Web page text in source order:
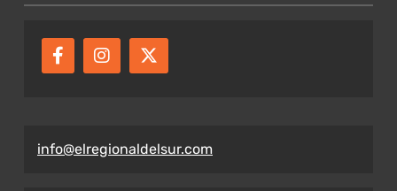
info@elregionaldelsur.com